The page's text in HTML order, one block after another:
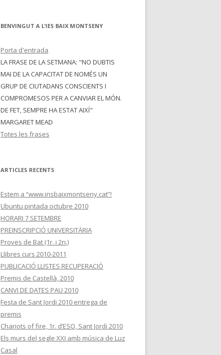
BENVINGUT A L’IES BAIX MONTSENY
Porta d'entrada
LA FRASE DE LA SETMANA: "NO DUBTIS
MAI DE LA CAPACITAT DE NOMÉS UN
GRUP DE CIUTADANS CONSCIENTS I
COMPROMESOS PER A CANVIAR EL MÓN.
DE FET, SEMPRE HA ESTAT AIXÍ"
MARGARET MEAD
Totes les frases
ARTICLES RECENTS
Estem a “www.insbaixmontseny.cat”!
Ubuntu pintada octubre 2010
HORARI 7 SETEMBRE
PREINSCRIPCIÓ UNIVERSITÀRIA
Proves de Bat (1r. i 2n.)
Llibres curs 2010-2011
PUBLICACIÓ LLISTES RECUPERACIÓ
Premis de Castellà, 2010
CANVI DE DATES PAU 2010
Festa de Sant Jordi 2010 entrega de
premis
Chariots of fire, 1r. d’ESO, Sant Jordi 2010
Els murs del segle XXI amb música de Luz
Casal